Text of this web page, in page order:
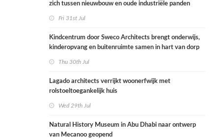
zich tussen nieuwbouw en oude industriële panden
Fri 31st Jul
Kindcentrum door Sweco Architects brengt onderwijs,
kinderopvang en buitenruimte samen in hart van dorp
Thu 30th Jul
Lagado architects verrijkt woonerfwijk met
rolstoeltoegankelijk huis
Wed 29th Jul
Natural History Museum in Abu Dhabi naar ontwerp
van Mecanoo geopend